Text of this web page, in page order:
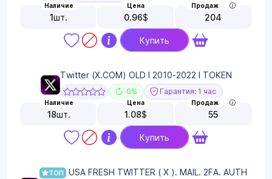
Наличие
1шт.
Цена
0.96$
Продаж
204
Купить
Twitter (X.COM) OLD I 2010-2022 I TOKEN
0% Гарантия: 1 час
Наличие
18шт.
Цена
1.08$
Продаж
55
Купить
ТОП
USA FRESH TWITTER ( X ). MAIL. 2FA. AUTH